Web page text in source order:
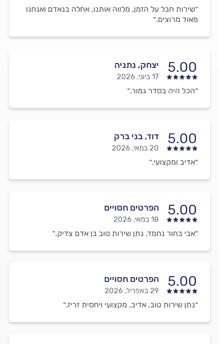
״שירות חבל על הזמן, מלווה אותנו, אחלה בנאדם ואנחנו
מאוד מרוצים.״
5.00 יצחק, נתניה
17 ביוני, 2026
״הכל היה בסדר גמור.״
5.00 דוד, בני ברק
20 במאי, 2026
״אדיב ומקצועי.״
5.00 הפרטים חסויים
18 במאי, 2026
״אבי בחור נחמד, נתן שירות טוב בן אדם צדיק.״
5.00 הפרטים חסויים
29 באפריל, 2026
״נתן שירות טוב, אדיב, מקצועי ויחסית זריז.״